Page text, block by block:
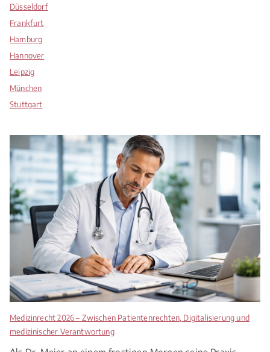
Düsseldorf
Frankfurt
Hamburg
Hannover
Leipzig
München
Stuttgart
Medizinrecht 2026 – Zwischen Patientenrechten, Digitalisierung und
medizinischer Verantwortung